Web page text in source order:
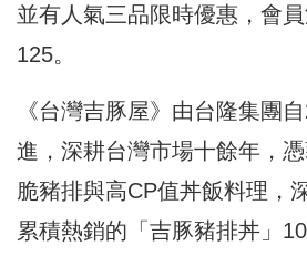
並有人氣三品限時優惠，會
125。
《台灣吉豚屋》由台隆集團
進，深耕台灣市場十餘年，
脆豬排與高CP值丼飯料理，
累積熱銷的「吉豚豬排丼」